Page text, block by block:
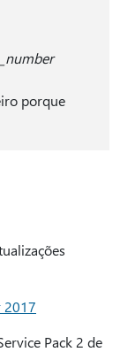
porque
2017
Pack 2 de